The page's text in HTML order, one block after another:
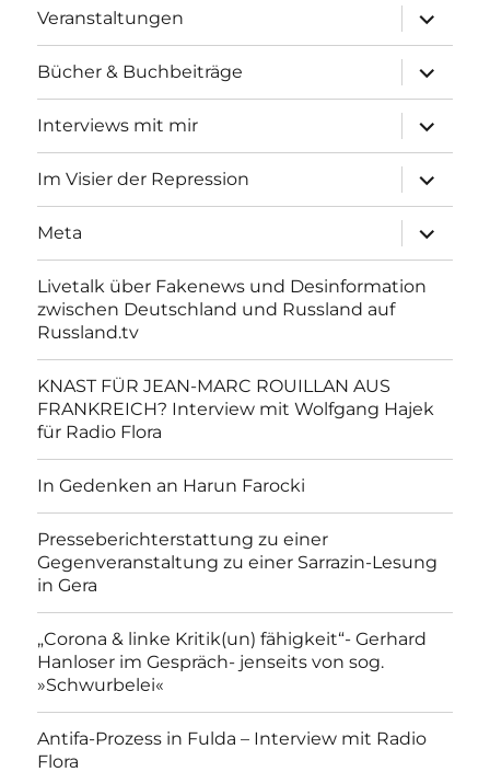
Veranstaltungen
anzeigen
Bücher & Buchbeiträge
anzeigen
Interviews mit mir
anzeigen
Im Visier der Repression
anzeigen
Meta
anzeigen
Livetalk über Fakenews und Desinformation
zwischen Deutschland und Russland auf
Russland.tv
KNAST FÜR JEAN-MARC ROUILLAN AUS
FRANKREICH? Interview mit Wolfgang Hajek
für Radio Flora
In Gedenken an Harun Farocki
Presseberichterstattung zu einer
Gegenveranstaltung zu einer Sarrazin-Lesung
in Gera
„Corona & linke Kritik(un) fähigkeit“- Gerhard
Hanloser im Gespräch- jenseits von sog.
»Schwurbelei«
Antifa-Prozess in Fulda – Interview mit Radio
Flora